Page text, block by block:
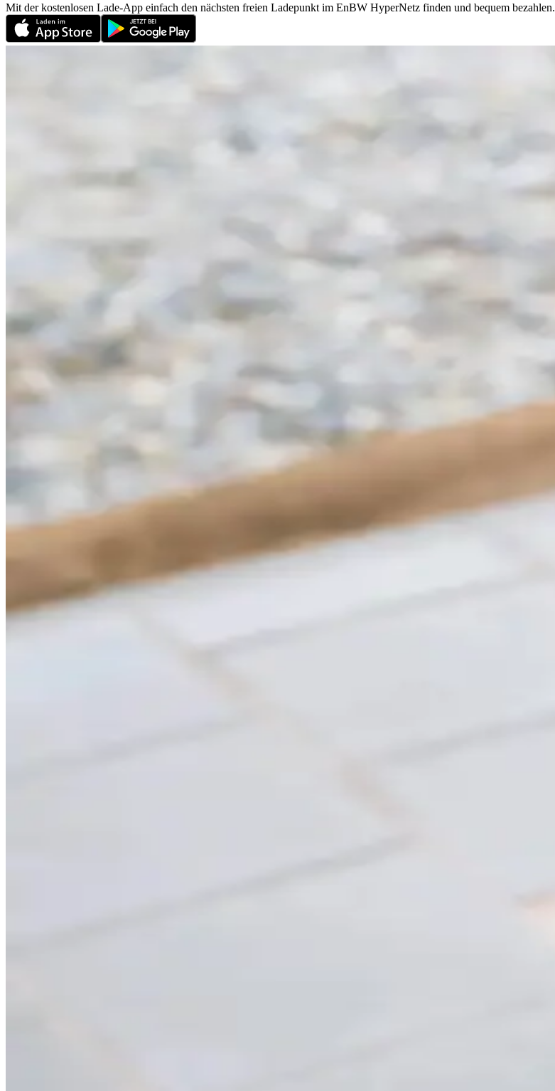
Mit der kostenlosen Lade-App einfach den nächsten freien Ladepunkt im EnBW HyperNetz finden und bequem bezahlen.